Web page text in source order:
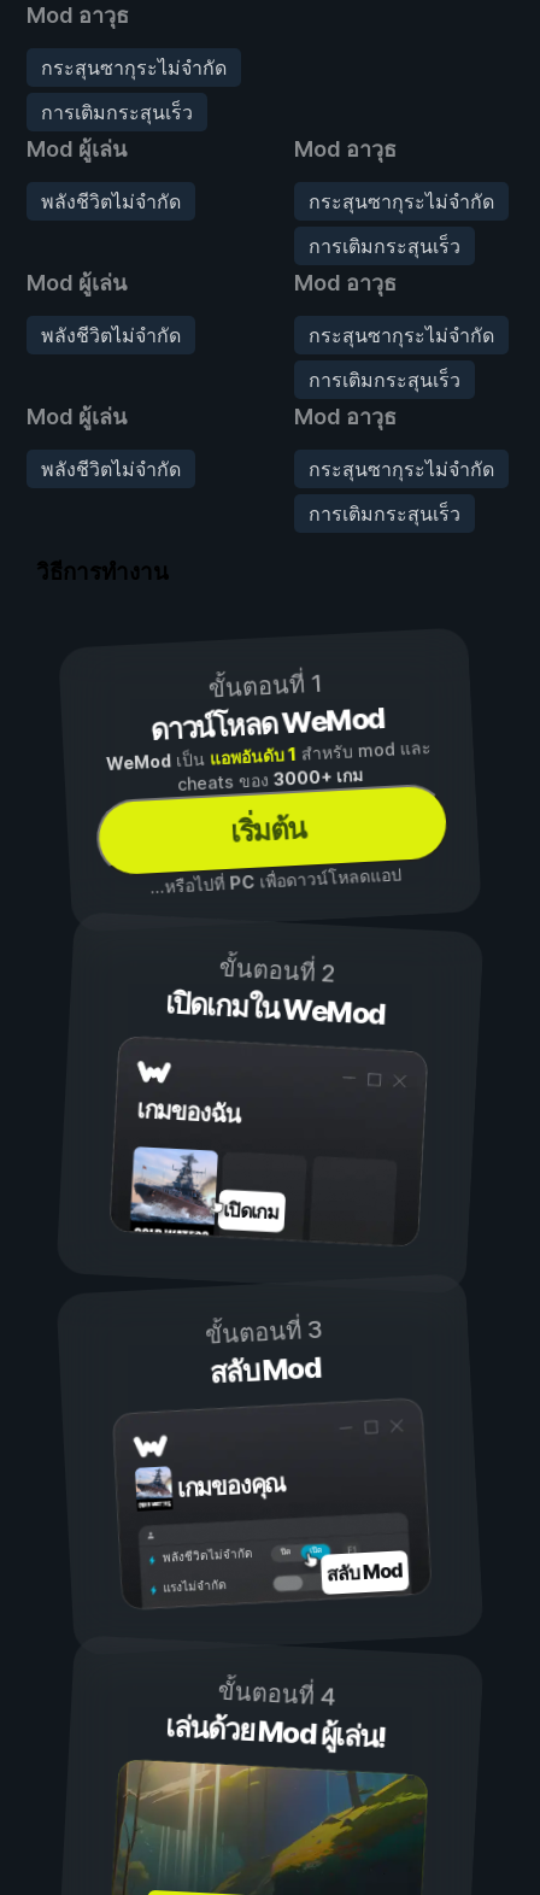
Mod อาวุธ
กระสุนซากุระไม่จำกัด
การเติมกระสุนเร็ว
Mod ผู้เล่น
พลังชีวิตไม่จำกัด
Mod อาวุธ
กระสุนซากุระไม่จำกัด
การเติมกระสุนเร็ว
Mod ผู้เล่น
พลังชีวิตไม่จำกัด
Mod อาวุธ
กระสุนซากุระไม่จำกัด
การเติมกระสุนเร็ว
Mod ผู้เล่น
พลังชีวิตไม่จำกัด
Mod อาวุธ
กระสุนซากุระไม่จำกัด
การเติมกระสุนเร็ว
วิธีการทำงาน
ขั้นตอนที่ 1
ดาวน์โหลด WeMod
WeModเป็น แอพอันดับ 1 สำหรับ mod และ
cheats ของ3000+ เกม
เริ่มต้น
...หรือไปที่ PCเพื่อดาวน์โหลดแอป
ขั้นตอนที่ 2
เปิดเกมใน WeMod
เกมของฉัน
เปิดเกม
ขั้นตอนที่ 3
สลับ Mod
เกมของคุณ
เปิด
ปิด
พลังชีวิตไม่จำกัด
แรงไม่จำกัด สลับ Mod
ขั้นตอนที่ 4
เล่นด้วย Mod ผู้เล่น!